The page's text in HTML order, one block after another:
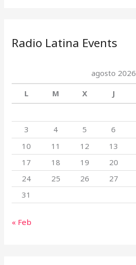
Radio Latina Events
agosto 2026
L
M X J
3
4 5 6
10
11 12 13
17
18 19 20
24
25 26 27
31
« Feb